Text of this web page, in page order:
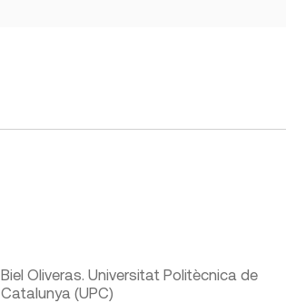
Biel Oliveras. Universitat Politècnica de
Catalunya (UPC)